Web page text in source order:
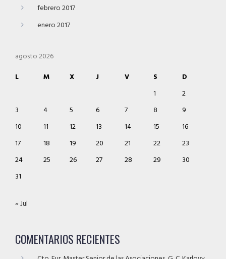
febrero 2017
enero 2017
agosto 2026
L
M X J V S
D
1
2
3
4 5 6 7 8
9
10
11 12 13 14 15
16
17
18 19 20 21 22
23
24
25 26 27 28 29
30
31
« Jul
COMENTARIOS RECIENTES